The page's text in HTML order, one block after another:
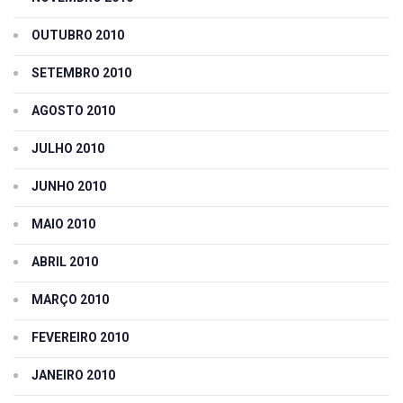
OUTUBRO 2010
SETEMBRO 2010
AGOSTO 2010
JULHO 2010
JUNHO 2010
MAIO 2010
ABRIL 2010
MARÇO 2010
FEVEREIRO 2010
JANEIRO 2010